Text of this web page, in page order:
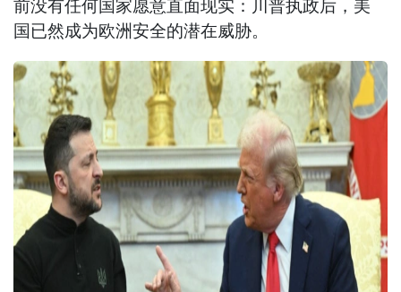
前没有任何国家愿意直面现实：川普执政后，美
国已然成为欧洲安全的潜在威胁。